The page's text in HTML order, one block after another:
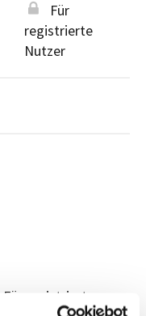
Für
registrierte
Nutzer
Für registrierte